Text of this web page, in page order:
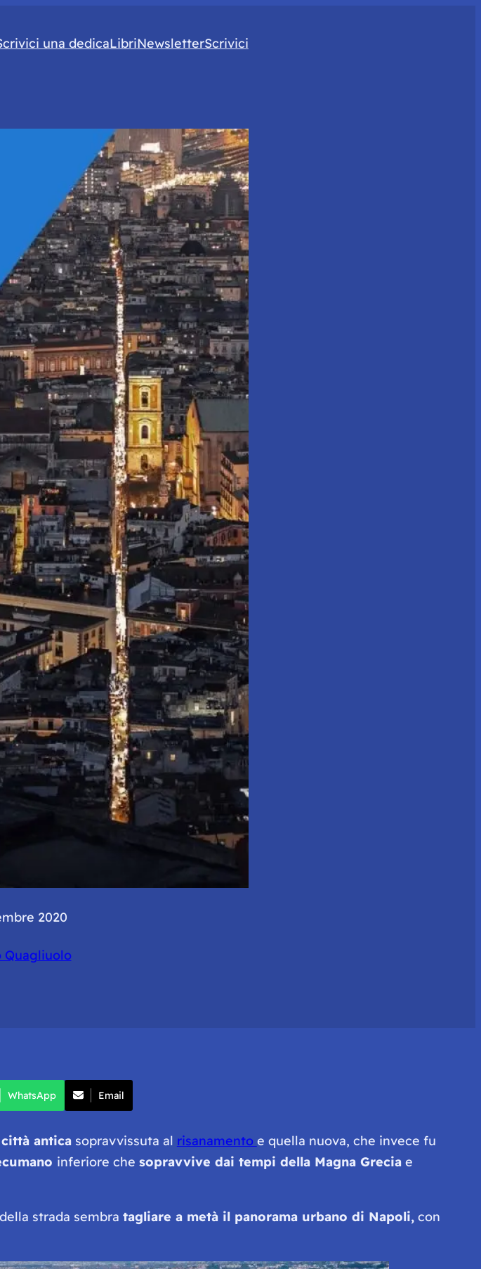
una dedicaLibriNewsletterScrivici
2020
Quagliuolo
WhatsApp Email
città anticasopravvissuta al risanamento e quella nuova, che invece fu
inferiore che sopravvive dai tempi della Magna Greciae
strada sembra tagliare a metà il panorama urbano di Napoli,con